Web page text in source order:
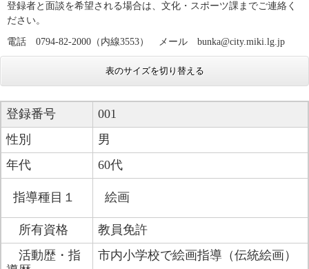
登録者と面談を希望される場合は、文化・スポーツ課までご連絡く
ださい。
電話　0794-82-2000（内線3553）　メール　bunka@city.miki.lg.jp
表のサイズを切り替える
登録番号
001
性別
男
年代
60代
指導種目１ 絵画
所有資格
教員免許
活動歴・指
市内小学校で絵画指導（伝統絵画）